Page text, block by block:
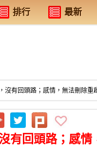
排行 最新
沒有回頭路；感情，無法刪除重
有回頭路；感情